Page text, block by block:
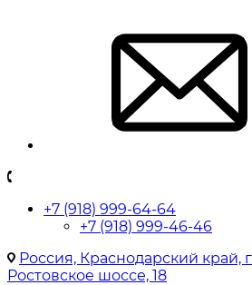
+7 (918) 999-64-64
+7 (918) 999-46-46
Россия, Краснодарский край,
Ростовское шоссе, 18